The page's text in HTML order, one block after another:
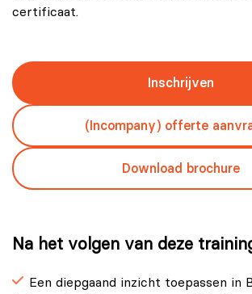
certificaat.
Inschrijven
(Incompany) offerte
Download brochure
Na het volgen van deze
Een diepgaand inzicht toepassen in